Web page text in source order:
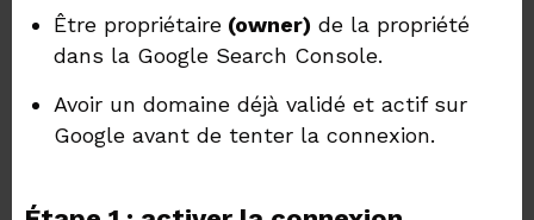
Être propriétaire (owner) de la propriété
dans la Google Search Console.
Avoir un domaine déjà validé et actif sur
Google avant de tenter la connexion.